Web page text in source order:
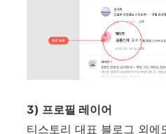
3) 프로필 레이어
티스토리 대표 블로그 외에